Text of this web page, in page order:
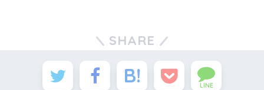
SHARE
LINE